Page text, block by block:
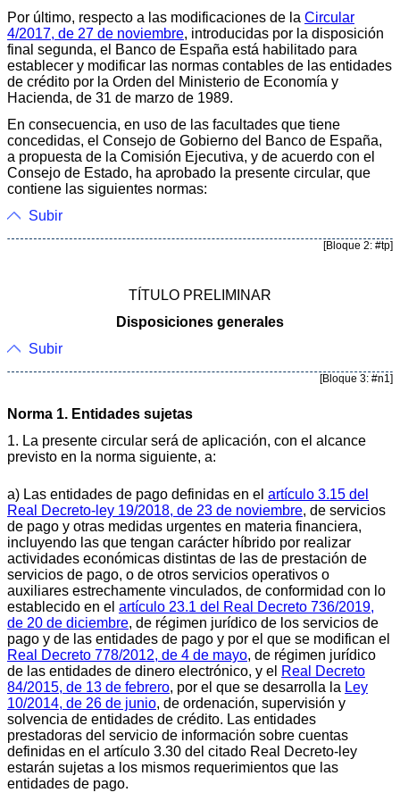
Por último, respecto a las modificaciones de la Circular
4/2017, de 27 de noviembre, introducidas por la disposición
final segunda, el Banco de España está habilitado para
establecer y modificar las normas contables de las entidades
de crédito por la Orden del Ministerio de Economía y
Hacienda, de 31 de marzo de 1989.
En consecuencia, en uso de las facultades que tiene
concedidas, el Consejo de Gobierno del Banco de España,
a propuesta de la Comisión Ejecutiva, y de acuerdo con el
Consejo de Estado, ha aprobado la presente circular, que
contiene las siguientes normas:
Subir
[Bloque 2: #tp]
TÍTULO PRELIMINAR
Disposiciones generales
Subir
[Bloque 3: #n1]
Norma 1. Entidades sujetas
1. La presente circular será de aplicación, con el alcance
previsto en la norma siguiente, a:
a) Las entidades de pago definidas en el artículo 3.15 del
Real Decreto-ley 19/2018, de 23 de noviembre, de servicios
de pago y otras medidas urgentes en materia financiera,
incluyendo las que tengan carácter híbrido por realizar
actividades económicas distintas de las de prestación de
servicios de pago, o de otros servicios operativos o
auxiliares estrechamente vinculados, de conformidad con lo
establecido en el artículo 23.1 del Real Decreto 736/2019,
de 20 de diciembre, de régimen jurídico de los servicios de
pago y de las entidades de pago y por el que se modifican el
Real Decreto 778/2012, de 4 de mayo, de régimen jurídico
de las entidades de dinero electrónico, y el Real Decreto
84/2015, de 13 de febrero, por el que se desarrolla la Ley
10/2014, de 26 de junio, de ordenación, supervisión y
solvencia de entidades de crédito. Las entidades
prestadoras del servicio de información sobre cuentas
definidas en el artículo 3.30 del citado Real Decreto-ley
estarán sujetas a los mismos requerimientos que las
entidades de pago.